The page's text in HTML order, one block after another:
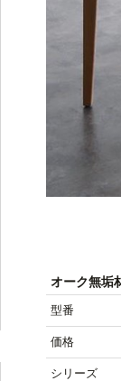
オーク無垢
型番
価格
シリーズ